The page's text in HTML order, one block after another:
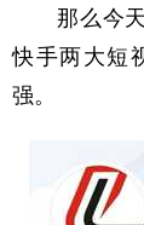
那么今天
快手两大短
强。